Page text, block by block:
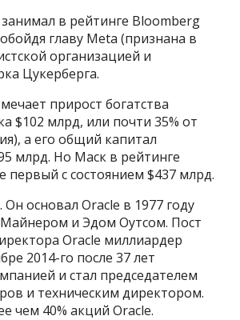
в рейтинге Bloomberg
главу Meta (признана в
организацией и
Цукерберга.
прирост богатства
$102 млрд, или почти 35% от
а его общий капитал
млрд. Но Маск в рейтинге
первый с состоянием $437 млрд.
Он основал Oracle в 1977 году
и Эдом Оутсом. Пост
Oracle миллиардер
2014-го после 37 лет
и стал председателем
и техническим директором.
чем 40% акций Oracle.